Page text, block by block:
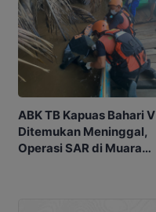
ABK TB Kapuas Bahari V
Ditemukan Meninggal,
Operasi SAR di Muara